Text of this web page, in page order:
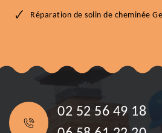
Réparation de solin de cheminée
02 52 56 49 18